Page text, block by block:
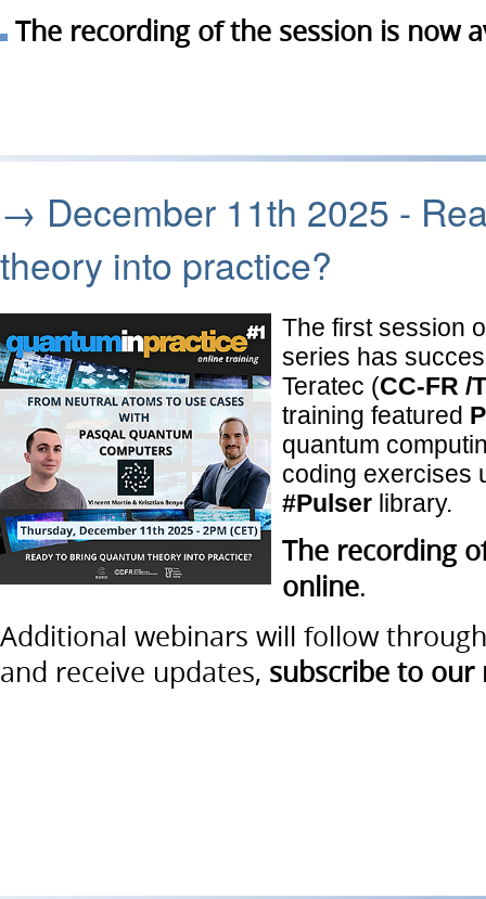
The recording of the session is now
→ December 11th 2025 -
theory into practice?
The first session
series has
Teratec (CC-FR /
training featured
quantum
coding exercises
#Pulser library.
The recording
online.
Additional webinars will follow
and receive updates, subscribe to our